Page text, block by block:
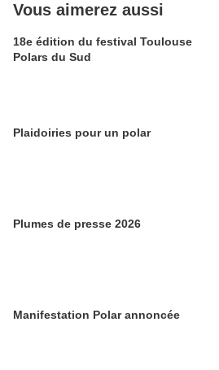
Vous aimerez aussi
18e édition du festival Toulouse
Polars du Sud
Plaidoiries pour un polar
Plumes de presse 2026
Manifestation Polar annoncée